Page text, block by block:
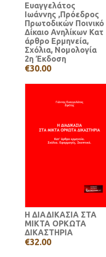
Ευαγγελάτος
Ιωάννης ,Πρόεδρος
Πρωτοδικών Ποινικό
Δίκαιο Ανηλίκων Κατ
άρθρο Ερμηνεία,
Σχόλια, Νομολογία
2η Έκδοση
€30.00
Η ΔΙΑΔΙΚΑΣΙΑ ΣΤΑ
ΜΙΚΤΑ ΟΡΚΩΤΑ
ΔΙΚΑΣΤΗΡΙΑ
€32.00